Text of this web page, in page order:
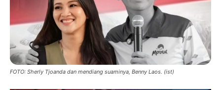
FOTO: Sherly Tjoanda dan mendiang suaminya, Benny Laos. (ist)